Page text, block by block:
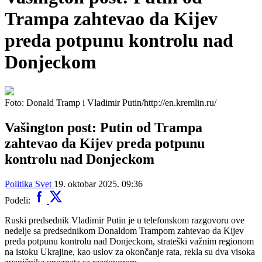
Trampa zahtevao da Kijev
preda potpunu kontrolu nad
Donjeckom
Foto: Donald Tramp i Vladimir Putin/http://en.kremlin.ru/
Vašington post: Putin od Trampa
zahtevao da Kijev preda potpunu
kontrolu nad Donjeckom
Politika Svet 19. oktobar 2025. 09:36
Podeli:
Ruski predsednik Vladimir Putin je u telefonskom razgovoru ove
nedelje sa predsednikom Donaldom Trampom zahtevao da Kijev
preda potpunu kontrolu nad Donjeckom, strateški važnim regionom
na istoku Ukrajine, kao uslov za okončanje rata, rekla su dva visoka